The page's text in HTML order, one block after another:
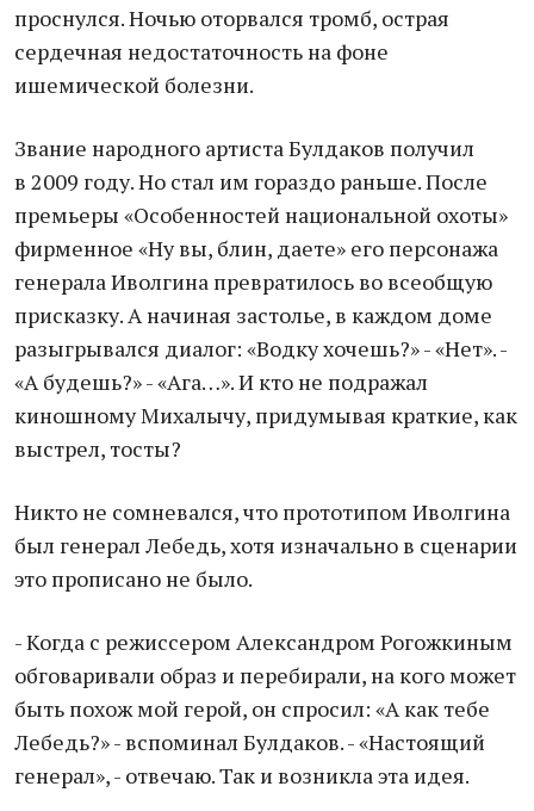
проснулся. Ночью оторвался тромб, острая
сердечная недостаточность на фоне
ишемической болезни.
Звание народного артиста Булдаков получил
в 2009 году. Но стал им гораздо раньше. После
премьеры «Особенностей национальной охоты»
фирменное «Ну вы, блин, даете» его персонажа
генерала Иволгина превратилось во всеобщую
присказку. А начиная застолье, в каждом доме
разыгрывался диалог: «Водку хочешь?» - «Нет». -
«А будешь?» - «Ага…». И кто не подражал
киношному Михалычу, придумывая краткие, как
выстрел, тосты?
Никто не сомневался, что прототипом Иволгина
был генерал Лебедь, хотя изначально в сценарии
это прописано не было.
- Когда с режиссером Александром Рогожкиным
обговаривали образ и перебирали, на кого может
быть похож мой герой, он спросил: «А как тебе
Лебедь?» - вспоминал Булдаков. - «Настоящий
генерал», - отвечаю. Так и возникла эта идея.